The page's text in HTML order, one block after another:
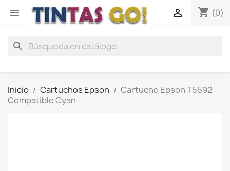
 shopping_cart (0)

search
Inicio Cartuchos Epson
Cartucho Epson T5592
Compatible Cyan